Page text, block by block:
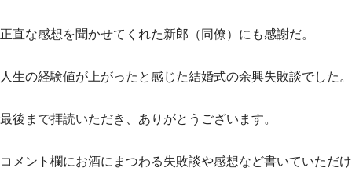
正直な感想を聞かせてくれた新郎（同僚）にも感謝だ。
人生の経験値が上がったと感じた結婚式の余興失敗談でした。
最後まで拝読いただき、ありがとうございます。
コメント欄にお酒にまつわる失敗談や感想など書いていただけ